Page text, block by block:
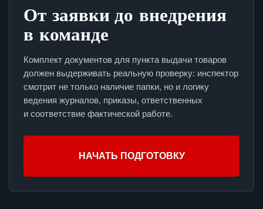
От заявки до внедрения
в команде
Комплект документов для пункта выдачи товаров
должен выдерживать реальную проверку: инспектор
смотрит не только наличие папки, но и логику
ведения журналов, приказы, ответственных
и соответствие фактической работе.
НАЧАТЬ ПОДГОТОВКУ